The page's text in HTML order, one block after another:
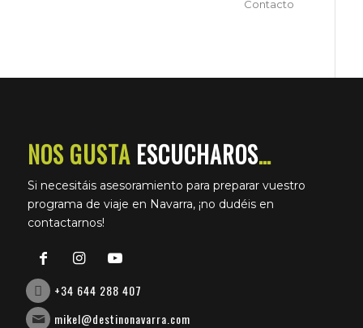
Contacto
NOS GUSTAESCUCHAROS…
Si necesitáis asesoramiento para preparar vuestro
programa de viaje en Navarra, ¡no dudéis en
contactarnos!
+34 644 288 407
mikel@destinonavarra.com